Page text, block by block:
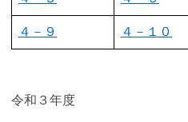
４－９ ４－１０
令和３年度